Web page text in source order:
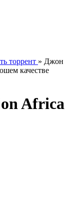
торрент » Джон
качестве
Africa